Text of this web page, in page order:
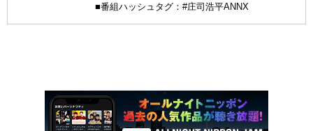
■番組ハッシュタグ：#庄司浩平ANNX